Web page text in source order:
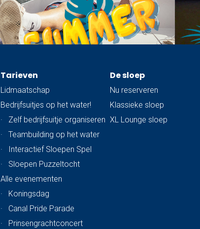
Tarieven
Lidmaatschap
Bedrijfsuitjes op het water!
·
Zelf bedrijfsuitje organiseren
·
Teambuilding op het water
·
Interactief Sloepen Spel
·
Sloepen Puzzeltocht
Alle evenementen
·
Koningsdag
·
Canal Pride Parade
·
Prinsengrachtconcert
De sloep
Nu reserveren
Klassieke sloep
XL Lounge sloep